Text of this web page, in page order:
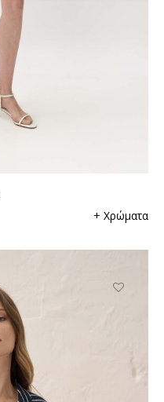
+ Χρώματα